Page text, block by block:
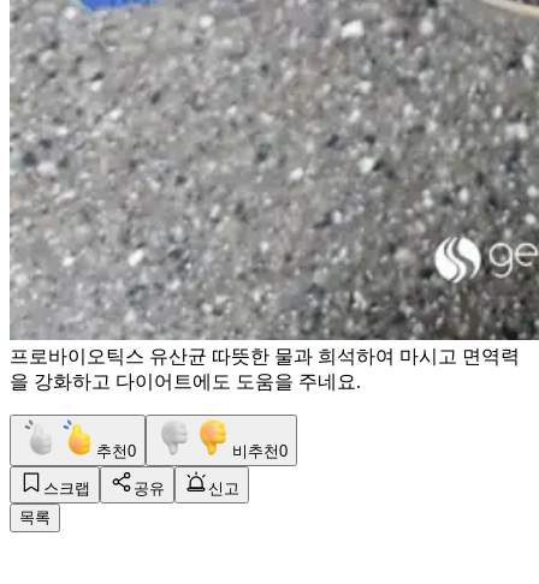
프로바이오틱스 유산균 따뜻한 물과 희석하여 마시고 면역력
을 강화하고 다이어트에도 도움을 주네요.
추천0 비추천0
스크랩 공유
신고
목록